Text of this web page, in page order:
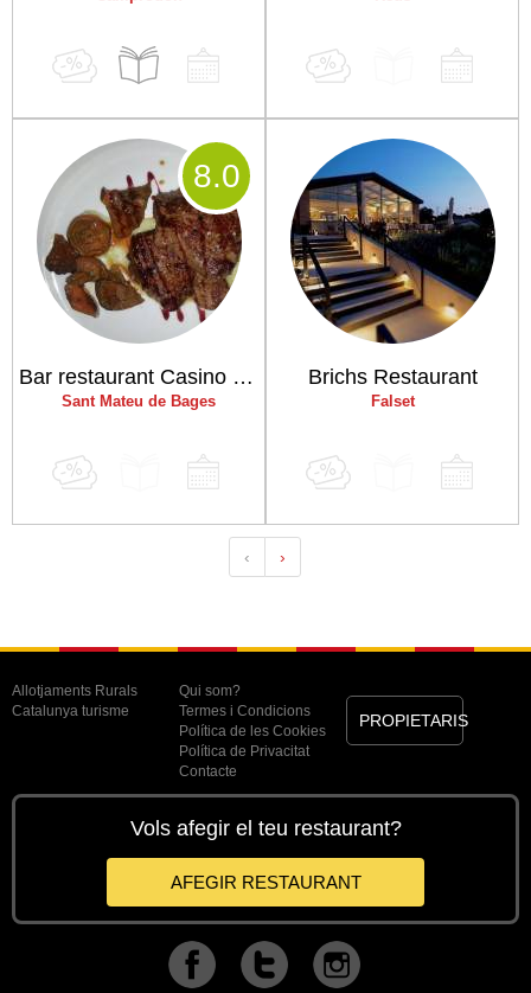
Bar restaurant Casino Valls de Torroella
Sant Mateu de Bages
8.0
Brichs Restaurant
Falset
‹ ›
Allotjaments Rurals
Catalunya turisme
Qui som?
Termes i Condicions
Política de les Cookies
Política de Privacitat
Contacte
PROPIETARIS
Vols afegir el teu restaurant?
AFEGIR RESTAURANT